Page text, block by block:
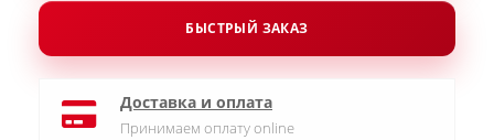
БЫСТРЫЙ ЗАКАЗ
Доставка и оплата
Принимаем оплату online